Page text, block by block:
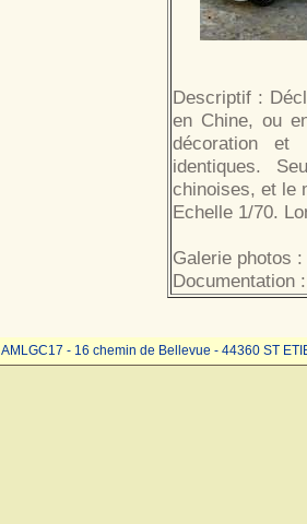
Descriptif :
en Chine, ou
décoration et
identiques.
chinoises, et le
Echelle 1/70.
Galerie photos :
Documentation :
AMLGC17 - 16 chemin de Bellevue - 44360 ST